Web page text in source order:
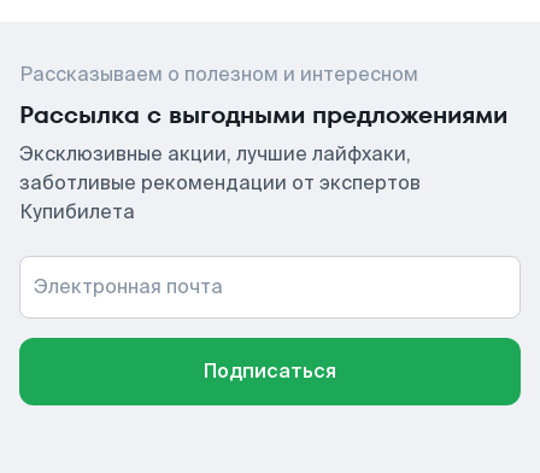
Рассказываем о полезном и интересном
Рассылка с выгодными предложениями
Эксклюзивные акции, лучшие лайфхаки,
заботливые рекомендации от экспертов
Купибилета
Электронная почта
Подписаться